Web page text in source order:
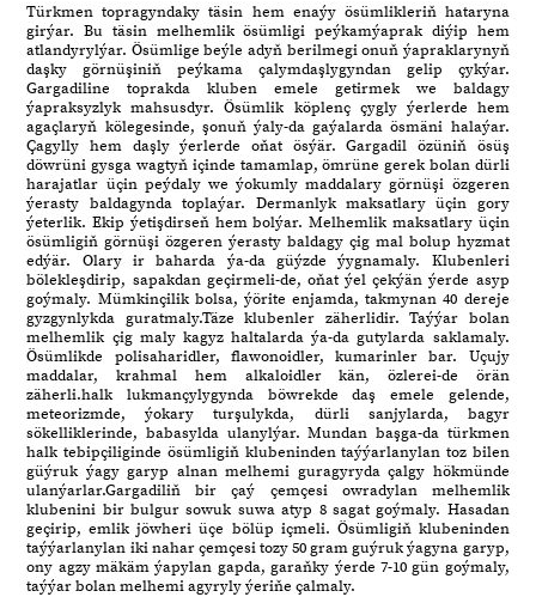
Türkmen topragyndaky täsin hem enaýy ösümlikleriň hataryna
girýar. Bu täsin melhemlik ösümligi peýkamýaprak diýip hem
atlandyrylýar. Ösümlige beýle adyň berilmegi onuň ýapraklarynyň
daşky görnüşiniň peýkama çalymdaşlygyndan gelip çykýar.
Gargadiline toprakda kluben emele getirmek we baldagy
ýapraksyzlyk mahsusdyr. Ösümlik köplenç çygly ýerlerde hem
agaçlaryň kölegesinde, şonuň ýaly-da gaýalarda ösmäni halaýar.
Çagylly hem daşly ýerlerde oňat ösýär. Gargadil özüniň ösüş
döwrüni gysga wagtyň içinde tamamlap, ömrüne gerek bolan dürli
harajatlar üçin peýdaly we ýokumly maddalary görnüşi özgeren
ýerasty baldagynda toplaýar. Dermanlyk maksatlary üçin gory
ýeterlik. Ekip ýetişdirseň hem bolýar. Melhemlik maksatlary üçin
ösümligiň görnüşi özgeren ýerasty baldagy çig mal bolup hyzmat
edýär. Olary ir baharda ýa-da güýzde ýygnamaly. Klubenleri
bölekleşdirip, sapakdan geçirmeli-de, oňat ýel çekýän ýerde asyp
goýmaly. Mümkinçilik bolsa, ýörite enjamda, takmynan 40 dereje
gyzgynlykda guratmaly.Täze klubenler zäherlidir. Taýýar bolan
melhemlik çig maly kagyz haltalarda ýa-da gutylarda saklamaly.
Ösümlikde polisaharidler, flawonoidler, kumarinler bar. Uçujy
maddalar, krahmal hem alkaloidler kän, özlerei-de örän
zäherli.halk lukmançylygynda böwrekde daş emele gelende,
meteorizmde, ýokary turşulykda, dürli sanjylarda, bagyr
sökelliklerinde, babasylda ulanylýar. Mundan başga-da türkmen
halk tebipçiliginde ösümligiň klubeninden taýýarlanylan toz bilen
güýruk ýagy garyp alnan melhemi guragyryda çalgy hökmünde
ulanýarlar.Gargadiliň bir çaý çemçesi owradylan melhemlik
klubenini bir bulgur sowuk suwa atyp 8 sagat goýmaly. Hasadan
geçirip, emlik jöwheri üçe bölüp içmeli. Ösümligiň klubeninden
taýýarlanylan iki nahar çemçesi tozy 50 gram guýruk ýagyna garyp,
ony agzy mäkäm ýapylan gapda, garaňky ýerde 7-10 gün goýmaly,
taýýar bolan melhemi agyryly ýeriňe çalmaly.